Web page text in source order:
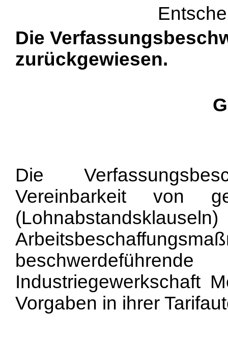
Die
zurückgewiesen.
Die
Vereinbarkeit von
Industriegewerkschaft
Vorgaben in ihrer